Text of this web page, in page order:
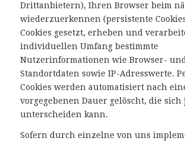
Drittanbietern), Ihren Browser beim
wiederzuerkennen (persistente
Cookies gesetzt, erheben und
individuellen Umfang bestimmte
Nutzerinformationen wie Browser-
Standortdaten sowie IP-Adresswerte.
Cookies werden automatisiert nach
vorgegebenen Dauer gelöscht, die sich
unterscheiden kann.
Sofern durch einzelne von uns